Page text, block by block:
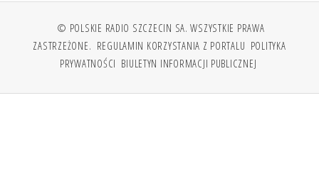
© POLSKIE RADIO SZCZECIN SA. WSZYSTKIE PRAWA
ZASTRZEŻONE. REGULAMIN KORZYSTANIA Z PORTALU POLITYKA
PRYWATNOŚCI BIULETYN INFORMACJI PUBLICZNEJ